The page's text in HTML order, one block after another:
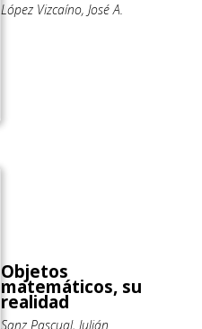
López Vizcaíno, José A.
Objetos
matemáticos, su
realidad
Sanz Pascual, Julián